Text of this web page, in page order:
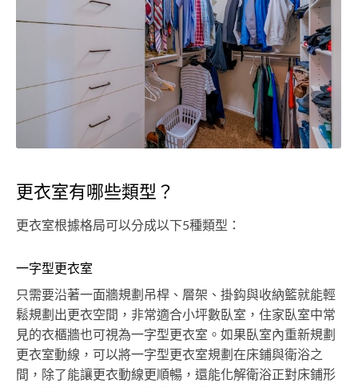
更衣室有哪些類型？
更衣室根據格局可以分成以下5種類型：
一字型更衣室
只需要沿著一面牆規劃吊桿、層架、掛鈎與收納籃就能輕
鬆規劃出更衣空間，非常適合小坪數臥室，住家臥室中常
見的衣櫃牆也可視為一字型更衣室。如果臥室內重新規劃
更衣室動線，可以將一字型更衣室規劃在床鋪與衛浴之
間，除了能讓更衣動線更順暢，還能化解衛浴正對床鋪形